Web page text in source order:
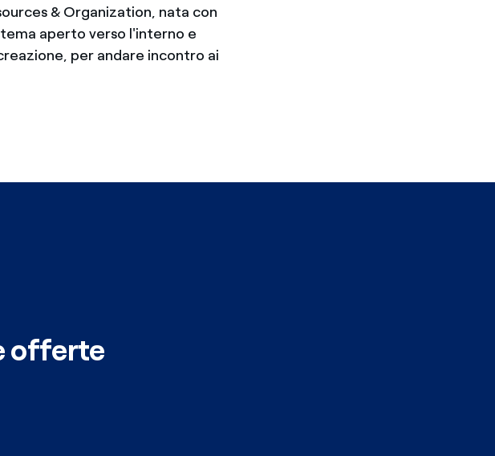
& Organization, nata con
aperto verso l'interno e
per andare incontro ai
offerte